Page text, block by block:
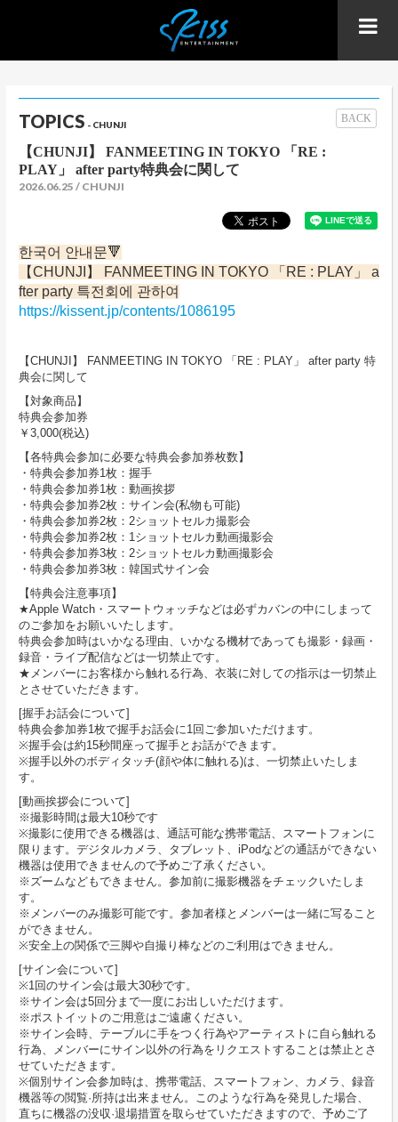
TOPICS - CHUNJI BACK
【CHUNJI】 FANMEETING IN TOKYO 「RE :
PLAY」 after party特典会に関して
2026.06.25 CHUNJI
한국어 안내문🔻
【CHUNJI】 FANMEETING IN TOKYO 「RE : PLAY」 a
fter party 특전회에 관하여
https://kissent.jp/contents/1086195
【CHUNJI】 FANMEETING IN TOKYO 「RE : PLAY」 after party 特
典会に関して
【対象商品】
特典会参加券
￥3,000(税込)
【各特典会参加に必要な特典会参加券枚数】
・特典会参加券1枚：握手
・特典会参加券1枚：動画挨拶
・特典会参加券2枚：サイン会(私物も可能)
・特典会参加券2枚：2ショットセルカ撮影会
・特典会参加券2枚：1ショットセルカ動画撮影会
・特典会参加券3枚：2ショットセルカ動画撮影会
・特典会参加券3枚：韓国式サイン会
【特典会注意事項】
★Apple Watch・スマートウォッチなどは必ずカバンの中にしまって
のご参加をお願いいたします。
特典会参加時はいかなる理由、いかなる機材であっても撮影・録画・
録音・ライブ配信などは一切禁止です。
★メンバーにお客様から触れる行為、衣装に対しての指示は一切禁止
とさせていただきます。
[握手お話会について]
特典会参加券1枚で握手お話会に1回ご参加いただけます。
※握手会は約15秒間座って握手とお話ができます。
※握手以外のボディタッチ(顔や体に触れる)は、一切禁止いたしま
す。
[動画挨拶会について]
※撮影時間は最大10秒です
※撮影に使用できる機器は、通話可能な携帯電話、スマートフォンに
限ります。デジタルカメラ、タブレット、iPodなどの通話ができない
機器は使用できませんので予めご了承ください。
※ズームなどもできません。参加前に撮影機器をチェックいたしま
す。
※メンバーのみ撮影可能です。参加者様とメンバーは一緒に写ること
ができません。
※安全上の関係で三脚や自撮り棒などのご利用はできません。
[サイン会について]
※1回のサイン会は最大30秒です。
※サイン会は5回分まで一度にお出しいただけます。
※ポストイットのご用意はご遠慮ください。
※サイン会時、テーブルに手をつく行為やアーティストに自ら触れる
行為、メンバーにサイン以外の行為をリクエストすることは禁止とさ
せていただきます。
※個別サイン会参加時は、携帯電話、スマートフォン、カメラ、録音
機器等の閲覧·所持は出来ません。このような行為を発見した場合、
直ちに機器の没収·退場措置を取らせていただきますので、予めご了